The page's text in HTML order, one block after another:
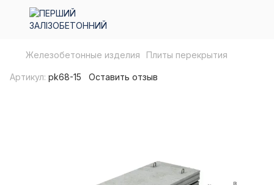
Железобетонные изделия Плиты перекрытия
Артикул: pk68-15 Оставить отзыв